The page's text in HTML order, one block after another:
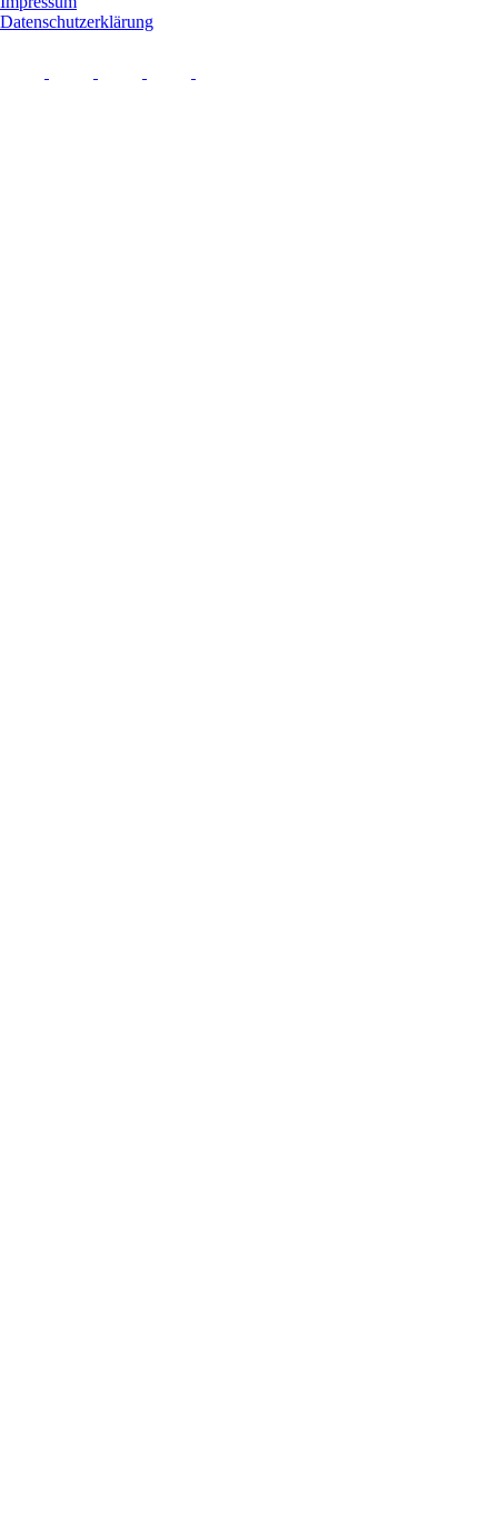
Datenschutzerklärung